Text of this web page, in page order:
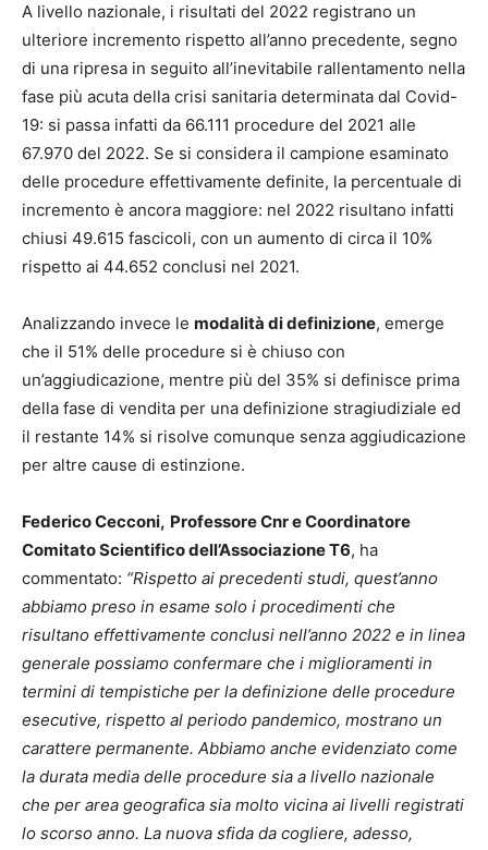
A livello nazionale, i risultati del 2022 registrano un
ulteriore incremento rispetto all’anno precedente, segno
di una ripresa in seguito all’inevitabile rallentamento nella
fase più acuta della crisi sanitaria determinata dal Covid-
19: si passa infatti da 66.111 procedure del 2021 alle
67.970 del 2022. Se si considera il campione esaminato
delle procedure effettivamente definite, la percentuale di
incremento è ancora maggiore: nel 2022 risultano infatti
chiusi 49.615 fascicoli, con un aumento di circa il 10%
rispetto ai 44.652 conclusi nel 2021.
Analizzando invece le modalità di definizione, emerge
che il 51% delle procedure si è chiuso con
un’aggiudicazione, mentre più del 35% si definisce prima
della fase di vendita per una definizione stragiudiziale ed
il restante 14% si risolve comunque senza aggiudicazione
per altre cause di estinzione.
Federico Cecconi, Professore Cnr e Coordinatore
Comitato Scientifico dell’Associazione T6, ha
commentato: “Rispetto ai precedenti studi, quest’anno
abbiamo preso in esame solo i procedimenti che
risultano effettivamente conclusi nell’anno 2022 e in linea
generale possiamo confermare che i miglioramenti in
termini di tempistiche per la definizione delle procedure
esecutive, rispetto al periodo pandemico, mostrano un
carattere permanente. Abbiamo anche evidenziato come
la durata media delle procedure sia a livello nazionale
che per area geografica sia molto vicina ai livelli registrati
lo scorso anno. La nuova sfida da cogliere, adesso,